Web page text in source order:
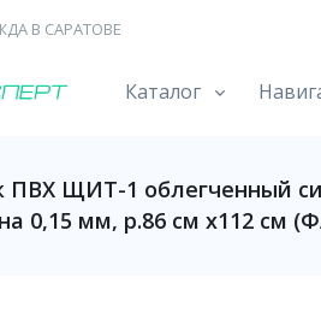
В САРАТОВЕ
Каталог
ПВХ ЩИТ-1 облегченный
0,15 мм, р.86 см х112 см